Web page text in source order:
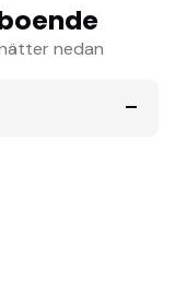
nedan